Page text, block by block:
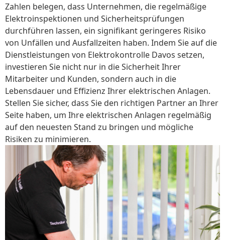
Zahlen belegen, dass Unternehmen, die regelmäßige
Elektroinspektionen und Sicherheitsprüfungen
durchführen lassen, ein signifikant geringeres Risiko
von Unfällen und Ausfallzeiten haben. Indem Sie auf die
Dienstleistungen von Elektrokontrolle Davos setzen,
investieren Sie nicht nur in die Sicherheit Ihrer
Mitarbeiter und Kunden, sondern auch in die
Lebensdauer und Effizienz Ihrer elektrischen Anlagen.
Stellen Sie sicher, dass Sie den richtigen Partner an Ihrer
Seite haben, um Ihre elektrischen Anlagen regelmäßig
auf den neuesten Stand zu bringen und mögliche
Risiken zu minimieren.